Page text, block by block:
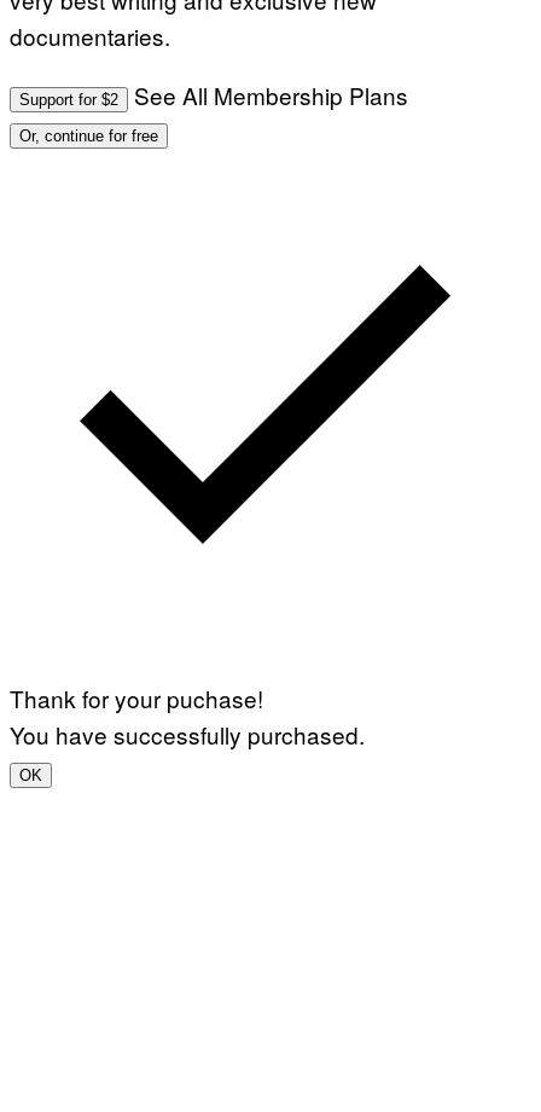
documentaries.
Support for $2 See All Membership Plans
Or, continue for free
Thank for your puchase!
You have successfully purchased.
OK